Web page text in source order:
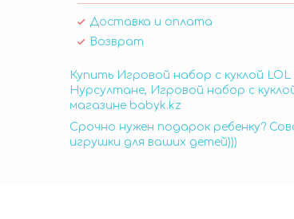
Доставка и оплата
Возврат
Купить Игровой набор с куклой
Нурсултане, Игровой набор с
магазине babyk.kz
Срочно нужен подарок ребенку?
игрушки для ваших детей)))